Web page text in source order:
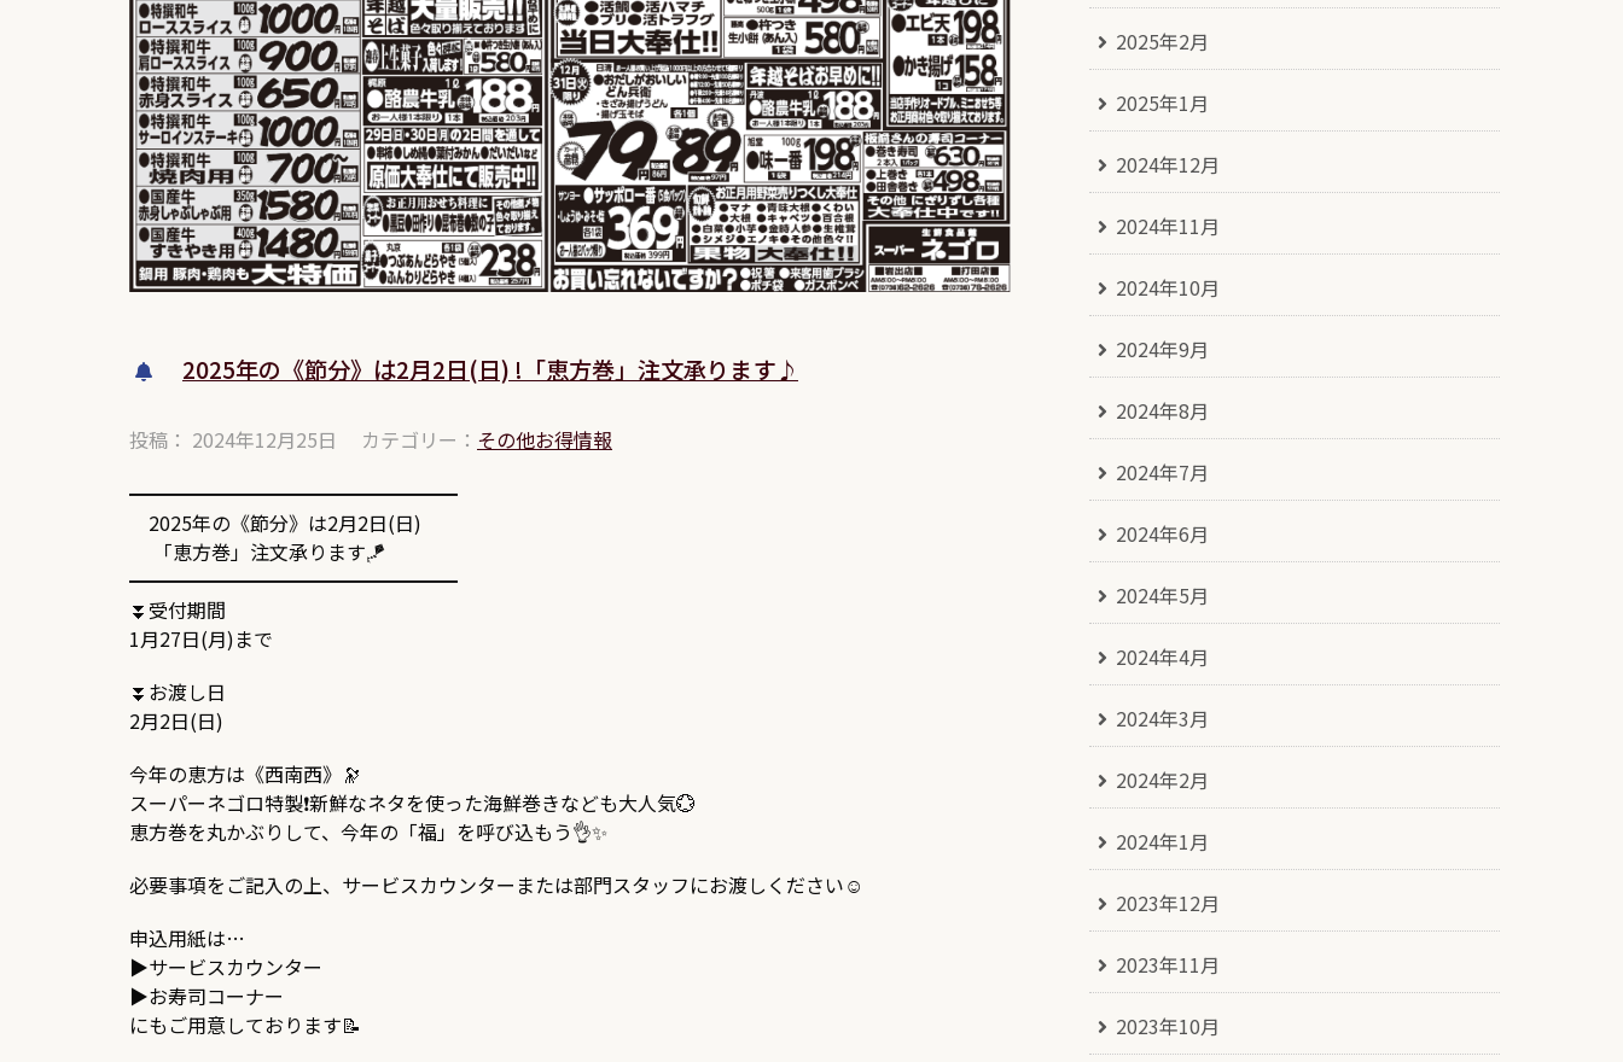
2025年の《節分》は2月2日(日) !「恵方巻」注文承ります♪
投稿： 2024年12月25日 カテゴリー： その他お得情報
━━━━━━━━━━━━━━━━━
2025年の《節分》は2月2日(日)
「恵方巻」注文承ります🪁
━━━━━━━━━━━━━━━━━
⏬受付期間
1月27日(月)まで
⏬お渡し日
2月2日(日)
今年の恵方は《西南西》🔭
スーパーネゴロ特製❗新鮮なネタを使った海鮮巻きなども大人気💮
恵方巻を丸かぶりして、今年の「福」を呼び込もう👌✨
必要事項をご記入の上、サービスカウンターまたは部門スタッフにお渡しください☺️
申込用紙は…
▶️サービスカウンター
▶️お寿司コーナー
にもご用意しております📝
2025年2月
2025年1月
2024年12月
2024年11月
2024年10月
2024年9月
2024年8月
2024年7月
2024年6月
2024年5月
2024年4月
2024年3月
2024年2月
2024年1月
2023年12月
2023年11月
2023年10月